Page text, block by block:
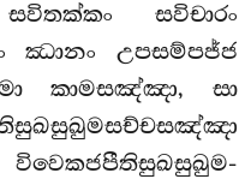
සවිචාරං
ඣානං උපසම්පජ්ජ
කාමසඤ්ඤා, සා